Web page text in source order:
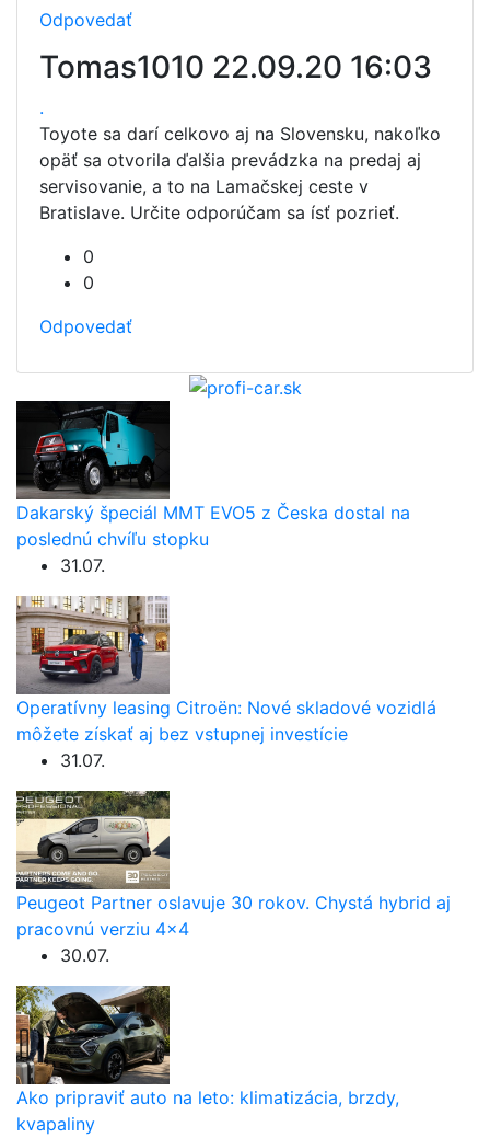
Odpovedať
Tomas1010 22.09.20 16:03
.
Toyote sa darí celkovo aj na Slovensku, nakoľko
opäť sa otvorila ďalšia prevádzka na predaj aj
servisovanie, a to na Lamačskej ceste v
Bratislave. Určite odporúčam sa ísť pozrieť.
0
0
Odpovedať
Dakarský špeciál MMT EVO5 z Česka dostal na
poslednú chvíľu stopku
31.07.
Operatívny leasing Citroën: Nové skladové vozidlá
môžete získať aj bez vstupnej investície
31.07.
Peugeot Partner oslavuje 30 rokov. Chystá hybrid aj
pracovnú verziu 4×4
30.07.
Ako pripraviť auto na leto: klimatizácia, brzdy,
kvapaliny